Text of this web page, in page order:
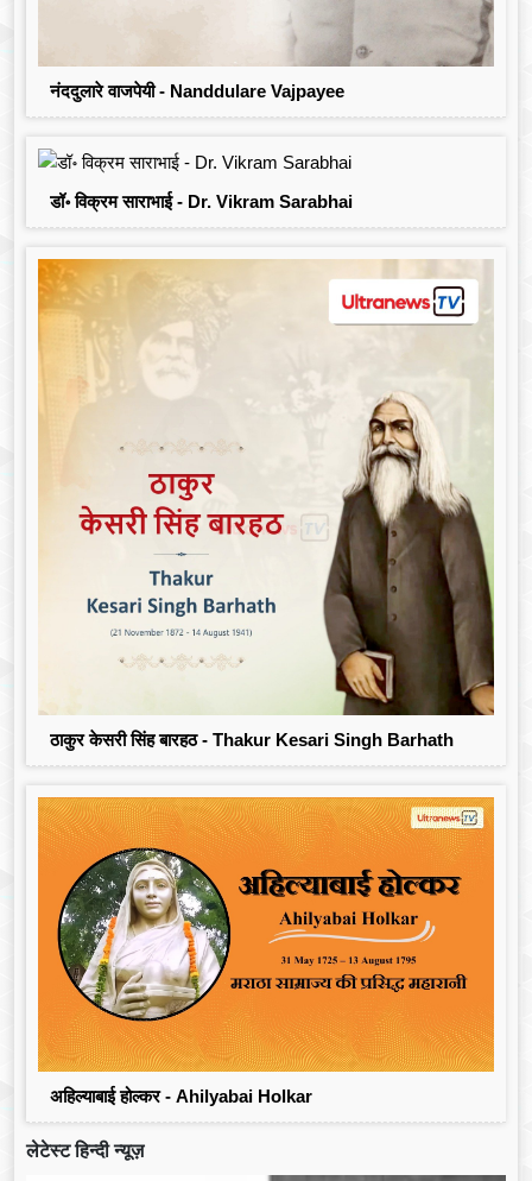
नंददुलारे वाजपेयी - Nanddulare Vajpayee
डॉ॰ विक्रम साराभाई - Dr. Vikram Sarabhai
ठाकुर केसरी सिंह बारहठ - Thakur Kesari Singh Barhath
अहिल्याबाई होल्कर - Ahilyabai Holkar
लेटेस्ट हिन्दी न्यूज़